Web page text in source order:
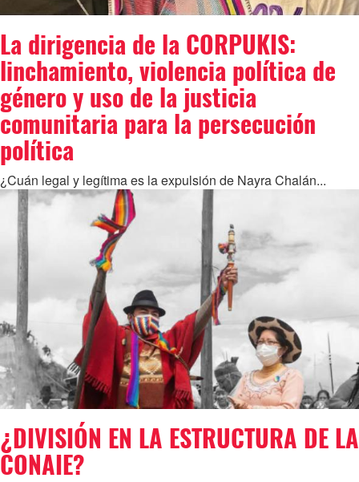
La dirigencia de la CORPUKIS:
linchamiento, violencia política de
género y uso de la justicia
comunitaria para la persecución
política
¿Cuán legal y legítima es la expulsión de Nayra Chalán...
¿DIVISIÓN EN LA ESTRUCTURA DE LA
CONAIE?